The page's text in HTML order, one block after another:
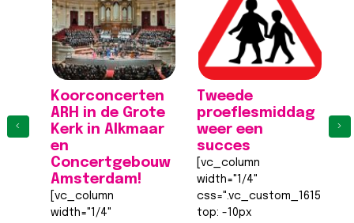
Koorconcerten
ARH in de Grote
Kerk in Alkmaar
en
Concertgebouw
Amsterdam!
[vc_column
width="1/4"
Tweede
proeflesmiddag
weer een
succes
[vc_column
width="1/4"
top: -10px
‹ ›